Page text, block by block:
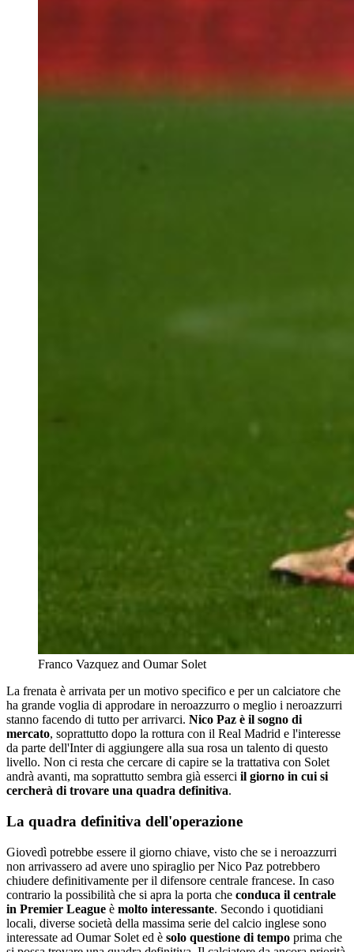
Franco Vazquez and Oumar Solet
La frenata è arrivata per un motivo specifico e per un calciatore che
ha grande voglia di approdare in neroazzurro o meglio i neroazzurri
stanno facendo di tutto per arrivarci. Nico Paz è il sogno di
mercato, soprattutto dopo la rottura con il Real Madrid e l'interesse
da parte dell'Inter di aggiungere alla sua rosa un talento di questo
livello. Non ci resta che cercare di capire se la trattativa con Solet
andrà avanti, ma soprattutto sembra già esserci il giorno in cui si
cercherà di trovare una quadra definitiva.
La quadra definitiva dell'operazione
Giovedì potrebbe essere il giorno chiave, visto che se i neroazzurri
non arrivassero ad avere uno spiraglio per Nico Paz potrebbero
chiudere definitivamente per il difensore centrale francese. In caso
contrario la possibilità che si apra la porta che conduca il centrale
in Premier League è molto interessante. Secondo i quotidiani
locali, diverse società della massima serie del calcio inglese sono
interessate ad Oumar Solet ed è solo questione di tempo prima che